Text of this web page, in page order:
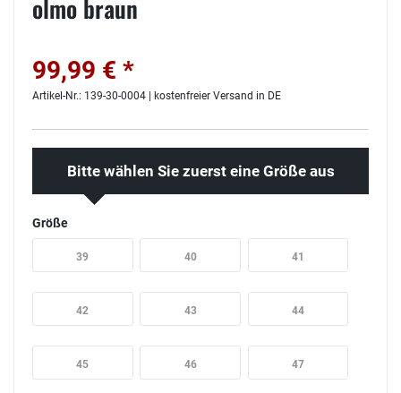
olmo braun
99,99 € *
Artikel-Nr.: 139-30-0004 | kostenfreier Versand in DE
Bitte wählen Sie zuerst eine Größe aus
Größe
39 40 41
42 43 44
45 46 47